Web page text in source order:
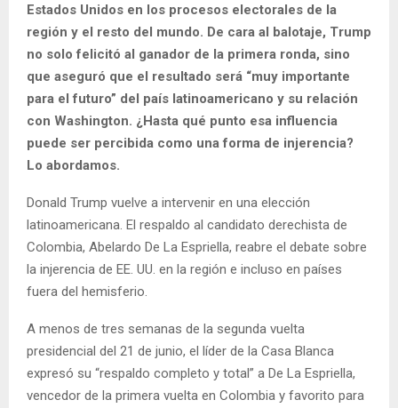
Estados Unidos en los procesos electorales de la
región y el resto del mundo. De cara al balotaje, Trump
no solo felicitó al ganador de la primera ronda, sino
que aseguró que el resultado será “muy importante
para el futuro” del país latinoamericano y su relación
con Washington. ¿Hasta qué punto esa influencia
puede ser percibida como una forma de injerencia?
Lo abordamos.
Donald Trump vuelve a intervenir en una elección
latinoamericana. El respaldo al candidato derechista de
Colombia, Abelardo De La Espriella, reabre el debate sobre
la injerencia de EE. UU. en la región e incluso en países
fuera del hemisferio.
A menos de tres semanas de la segunda vuelta
presidencial del 21 de junio, el líder de la Casa Blanca
expresó su “respaldo completo y total” a De La Espriella,
vencedor de la primera vuelta en Colombia y favorito para